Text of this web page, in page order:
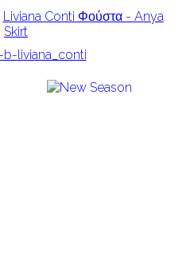
Liviana Conti Φούστα - Anya
Skirt